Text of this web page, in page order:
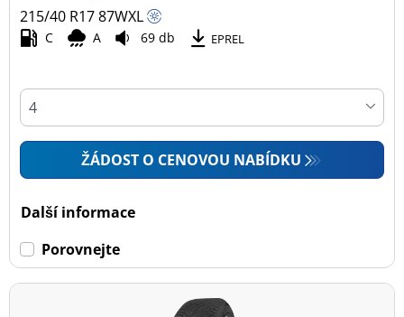
215/40 R1787WXL
C A 69 db EPREL
ŽÁDOST O CENOVOU NABÍDKU
Další informace
Porovnejte